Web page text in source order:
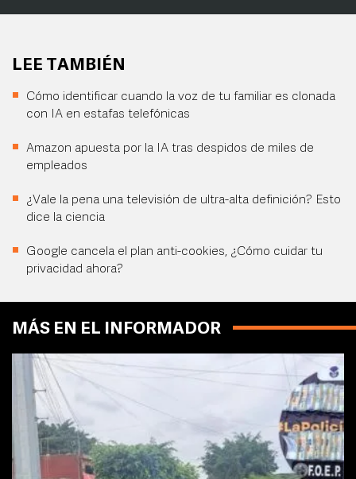
LEE TAMBIÉN
Cómo identificar cuando la voz de tu familiar es clonada
con IA en estafas telefónicas
Amazon apuesta por la IA tras despidos de miles de
empleados
¿Vale la pena una televisión de ultra-alta definición? Esto
dice la ciencia
Google cancela el plan anti-cookies, ¿Cómo cuidar tu
privacidad ahora?
MÁS EN EL INFORMADOR